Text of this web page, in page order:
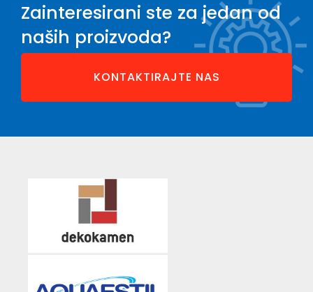
Zainteresirani ste za jedan od
naših proizvoda?
KONTAKTIRAJTE NAS